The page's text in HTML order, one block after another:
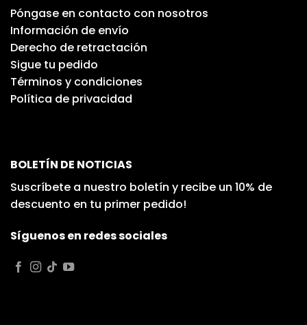
Póngase en contacto con nosotros
Información de envío
Derecho de retractación
Sigue tu pedido
Términos y condiciones
Política de privacidad
BOLETÍN DE NOTICIAS
Suscríbete a nuestro boletín y recibe un 10% de
descuento en tu primer pedido!
Síguenos en redes sociales